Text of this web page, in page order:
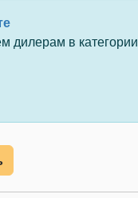
дилерам в категории